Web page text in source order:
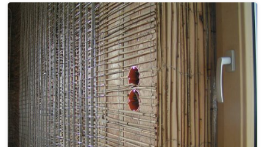
Positive
Eigenschaften
biobasierter
Dämmstoffe
jetzt
schwarz
auf